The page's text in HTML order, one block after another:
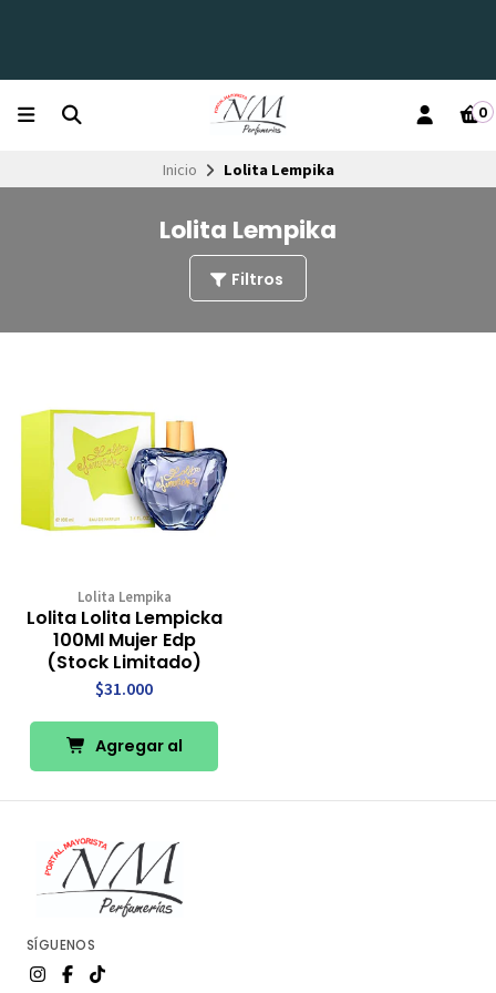
0
Inicio Lolita Lempika
Lolita Lempika
Filtros
Lolita Lempika
Lolita Lolita Lempicka
100Ml Mujer Edp
(Stock Limitado)
$31.000
Agregar al
Carro
SÍGUENOS